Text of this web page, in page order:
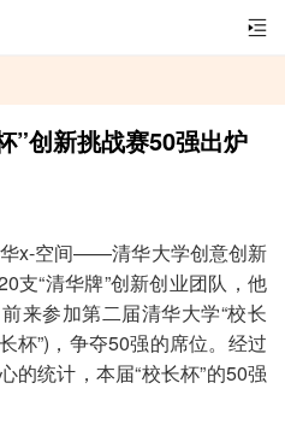
”创新挑战赛50强出炉
x-空间——清华大学创意创新
支“清华牌”创新创业团队，他
来参加第二届清华大学“校长
杯”)，争夺50强的席位。经过
的统计，本届“校长杯”的50强